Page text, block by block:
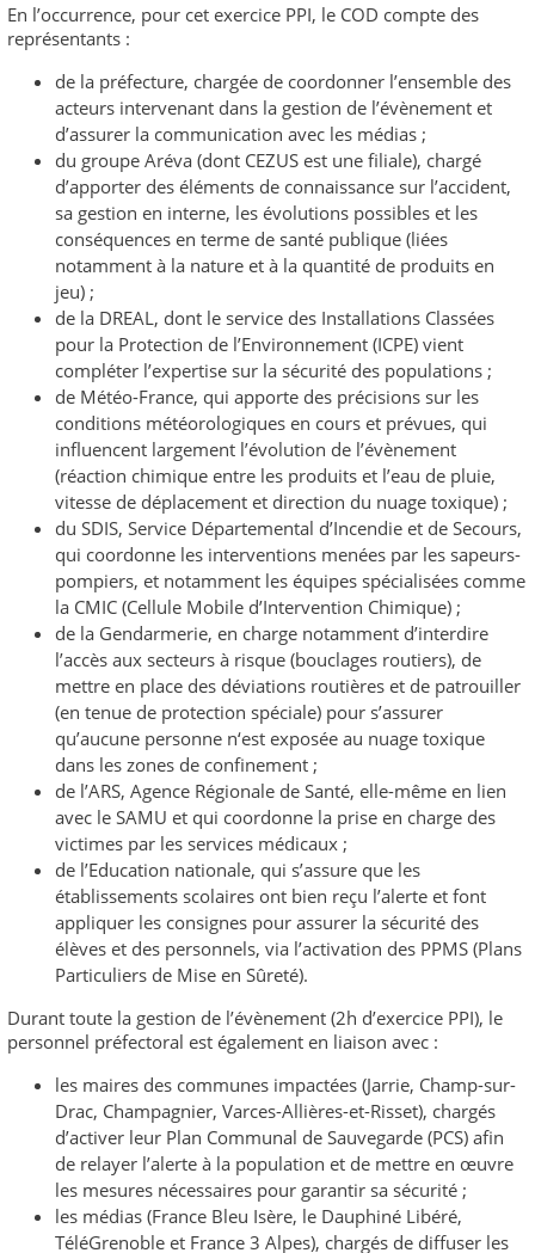
En l’occurrence, pour cet exercice PPI, le COD compte des
représentants :
de la préfecture, chargée de coordonner l’ensemble des
acteurs intervenant dans la gestion de l’évènement et
d’assurer la communication avec les médias ;
du groupe Aréva (dont CEZUS est une filiale), chargé
d’apporter des éléments de connaissance sur l’accident,
sa gestion en interne, les évolutions possibles et les
conséquences en terme de santé publique (liées
notamment à la nature et à la quantité de produits en
jeu) ;
de la DREAL, dont le service des Installations Classées
pour la Protection de l’Environnement (ICPE) vient
compléter l’expertise sur la sécurité des populations ;
de Météo-France, qui apporte des précisions sur les
conditions météorologiques en cours et prévues, qui
influencent largement l’évolution de l’évènement
(réaction chimique entre les produits et l’eau de pluie,
vitesse de déplacement et direction du nuage toxique) ;
du SDIS, Service Départemental d’Incendie et de Secours,
qui coordonne les interventions menées par les sapeurs-
pompiers, et notamment les équipes spécialisées comme
la CMIC (Cellule Mobile d’Intervention Chimique) ;
de la Gendarmerie, en charge notamment d’interdire
l’accès aux secteurs à risque (bouclages routiers), de
mettre en place des déviations routières et de patrouiller
(en tenue de protection spéciale) pour s’assurer
qu’aucune personne n‘est exposée au nuage toxique
dans les zones de confinement ;
de l’ARS, Agence Régionale de Santé, elle-même en lien
avec le SAMU et qui coordonne la prise en charge des
victimes par les services médicaux ;
de l’Education nationale, qui s’assure que les
établissements scolaires ont bien reçu l’alerte et font
appliquer les consignes pour assurer la sécurité des
élèves et des personnels, via l’activation des PPMS (Plans
Particuliers de Mise en Sûreté).
Durant toute la gestion de l’évènement (2h d’exercice PPI), le
personnel préfectoral est également en liaison avec :
les maires des communes impactées (Jarrie, Champ-sur-
Drac, Champagnier, Varces-Allières-et-Risset), chargés
d’activer leur Plan Communal de Sauvegarde (PCS) afin
de relayer l’alerte à la population et de mettre en œuvre
les mesures nécessaires pour garantir sa sécurité ;
les médias (France Bleu Isère, le Dauphiné Libéré,
TéléGrenoble et France 3 Alpes), chargés de diffuser les